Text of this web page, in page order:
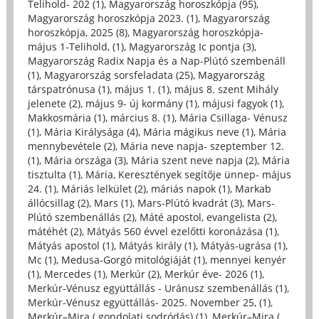
Telihold- 202 (1), Magyarország horoszkópja (95),
Magyarország horoszkópja 2023. (1), Magyarország
horoszkópja, 2025 (8), Magyarország horoszkópja-
május 1-Telihold, (1), Magyarország Ic pontja (3),
Magyarország Radix Napja és a Nap-Plútó szembenáll
(1), Magyarország sorsfeladata (25), Magyarország
társpatrónusa (1), május 1. (1), május 8. szent Mihály
jelenete (2), május 9- új kormány (1), májusi fagyok (1),
Makkosmária (1), március 8. (1), Mária Csillaga- Vénusz
(1), Mária Királysága (4), Mária mágikus neve (1), Mária
mennybevétele (2), Mária neve napja- szeptember 12.
(1), Mária országa (3), Mária szent neve napja (2), Mária
tisztulta (1), Mária, Keresztények segítője ünnep- május
24. (1), Máriás lelkület (2), máriás napok (1), Markab
állócsillag (2), Mars (1), Mars-Plútó kvadrát (3), Mars-
Plútó szembenállás (2), Máté apostol, evangelista (2),
mátéhét (2), Mátyás 560 évvel ezelőtti koronázása (1),
Mátyás apostol (1), Mátyás király (1), Mátyás-ugrása (1),
Mc (1), Medusa-Gorgó mitológiáját (1), mennyei kenyér
(1), Mercedes (1), Merkúr (2), Merkúr éve- 2026 (1),
Merkúr-Vénusz együttállás - Uránusz szembenállás (1),
Merkúr-Vénusz együttállás- 2025. November 25, (1),